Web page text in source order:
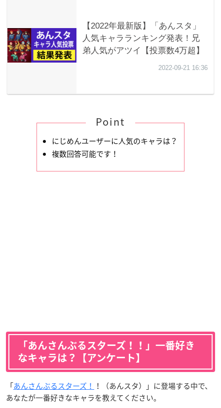
Point
にじめんユーザーに人気のキャラは？
複数回答可能です！
「あんさんぶるスターズ！！」一番好き
なキャラは？【アンケート】
「あんさんぶるスターズ！ ！（あんスタ）」に登場する中で、
あなたが一番好きなキャラを教えてください。